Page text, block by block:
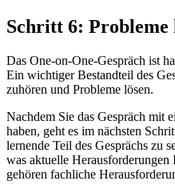
Schritt 6: Probleme
Das One-on-One-Gespräch ist
Ein wichtiger Bestandteil des
zuhören und Probleme lösen.
Nachdem Sie das Gespräch mit
haben, geht es im nächsten
lernende Teil des Gesprächs zu
was aktuelle
gehören fachliche